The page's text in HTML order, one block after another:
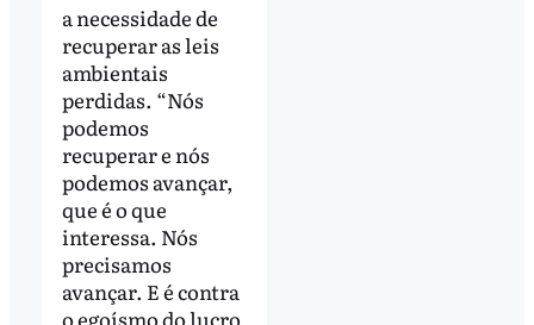
a necessidade de
recuperar as leis
ambientais
perdidas. “Nós
podemos
recuperar e nós
podemos avançar,
que é o que
interessa. Nós
precisamos
avançar. E é contra
o egoísmo do lucro